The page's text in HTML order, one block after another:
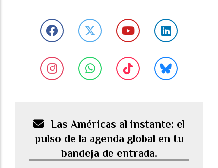
Las Américas al instante: el
pulso de la agenda global en tu
bandeja de entrada.